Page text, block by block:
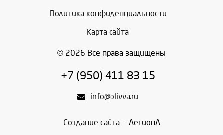
Политика конфиденциальности
Карта сайта
© 2026 Все права защищены
+7 (950) 411 83 15
info@olivva.ru
Создание сайта— ЛегионА